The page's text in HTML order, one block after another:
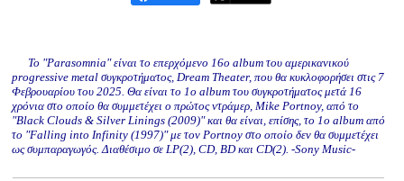
Το "Parasomnia" είναι το επερχόμενο 16o album του αμερικανικού
progressive metal συγκροτήματος, Dream Theater, που θα κυκλοφορήσει στις 7
Φεβρουαρίου του 2025. Θα είναι το 1o album του συγκροτήματος μετά 16
χρόνια στο οποίο θα συμμετέχει ο πρώτος ντράμερ, Mike Portnoy, από το
"Black Clouds & Silver Linings (2009)" και θα είναι, επίσης, το 1o album από
το "Falling into Infinity (1997)" με τον Portnoy στο οποίο δεν θα συμμετέχει
ως συμπαραγωγός. Διαθέσιμο σε LP(2), CD, ΒD και CD(2). -Sony Music-